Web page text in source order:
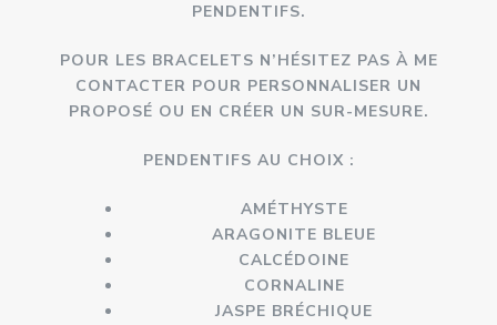
PENDENTIFS.
POUR LES BRACELETS N’HÉSITEZ PAS À ME
CONTACTER POUR PERSONNALISER UN
PROPOSÉ OU EN CRÉER UN SUR-MESURE.
PENDENTIFS AU CHOIX :
AMÉTHYSTE
ARAGONITE BLEUE
CALCÉDOINE
CORNALINE
JASPE BRÉCHIQUE